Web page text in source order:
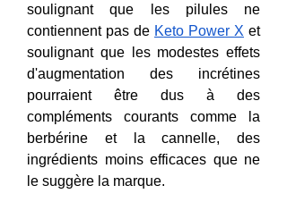
soulignant que les pilules ne
contiennent pas de Keto Power X et
soulignant que les modestes effets
d'augmentation des incrétines
pourraient être dus à des
compléments courants comme la
berbérine et la cannelle, des
ingrédients moins efficaces que ne
le suggère la marque.